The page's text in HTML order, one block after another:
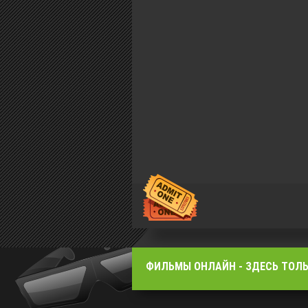
ФИЛЬМЫ OНЛАЙН - ЗДЕСЬ